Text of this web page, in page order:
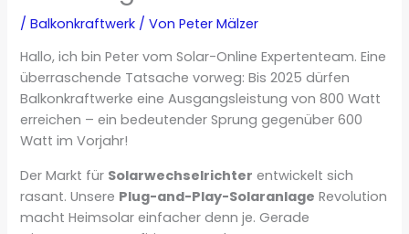
/Balkonkraftwerk / VonPeter Mälzer
Hallo, ich bin Peter vom Solar-Online Expertenteam. Eine
überraschende Tatsache vorweg: Bis 2025 dürfen
Balkonkraftwerke eine Ausgangsleistung von 800 Watt
erreichen – ein bedeutender Sprung gegenüber 600
Watt im Vorjahr!
Der Markt für Solarwechselrichter entwickelt sich
rasant. Unsere Plug-and-Play-Solaranlage Revolution
macht Heimsolar einfacher denn je. Gerade